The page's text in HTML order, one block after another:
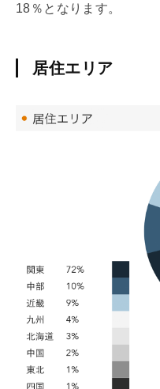
18％となります。
居住エリア